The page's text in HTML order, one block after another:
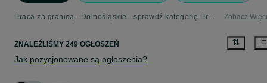
Praca za granicą - Dolnośląskie - sprawdź kategorię Praca za granicą Zobacz
ZNALEŹLIŚMY 249 OGŁOSZEŃ
Jak pozycjonowane są ogłoszenia?